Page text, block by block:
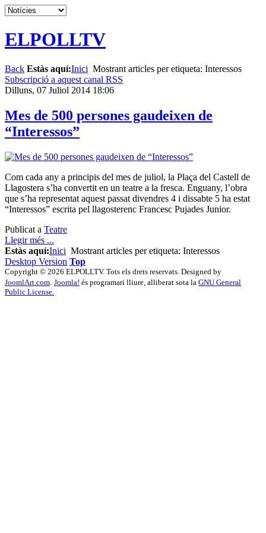
ELPOLLTV
Back Estàs aquí:Inici Mostrant articles per etiqueta: Interessos
Subscripció a aquest canal RSS
Dilluns, 07 Juliol 2014 18:06
Mes de 500 persones gaudeixen de
“Interessos”
Com cada any a principis del mes de juliol, la Plaça del Castell de
Llagostera s’ha convertit en un teatre a la fresca. Enguany, l’obra
que s’ha representat aquest passat divendres 4 i dissabte 5 ha estat
“Interessos” escrita pel llagosterenc Francesc Pujades Junior.
Publicat a Teatre
Llegir més ...
Estàs aquí:Inici Mostrant articles per etiqueta: Interessos
Desktop Version Top
Copyright © 2026 ELPOLLTV. Tots els drets reservats. Designed by
JoomlArt.com Joomla! és programari lliure, alliberat sota la GNU General
Public License.